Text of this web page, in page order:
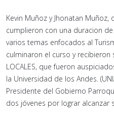
Kevin Muñoz y Jhonatan Muñoz,
cumplieron con una duracion
varios temas enfocados al
culminaron el curso y recibieron
LOCALES, que fueron
la Universidad de los Andes.
Presidente del Gobierno
dos jóvenes por lograr alcanzar